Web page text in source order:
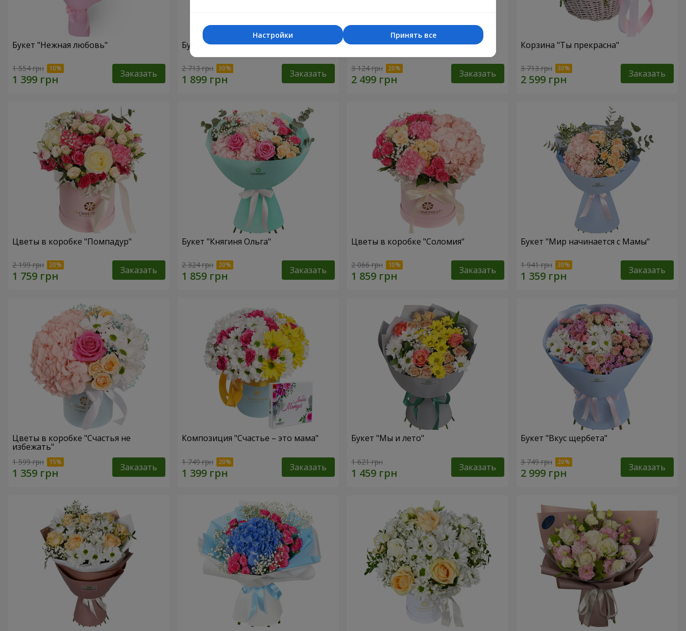
Букет "Нежная любовь"
1 554 грн Заказать
Букет "Цветочный бал"
2 713 грн Заказать
Корзина "Влюбленный сад"
3 124 грн Заказать
Корзина "Ты прекрасна"
3 713 грн Заказать
Цветы в коробке "Помпадур"
2 199 грн Заказать
Букет "Княгиня Ольга"
2 324 грн Заказать
Цветы в коробке "Соломия"
2 066 грн Заказать
Букет "Мир начинается с Мамы"
1 941 грн Заказать
Цветы в коробке "Счастья не
избежать"
1 599 грн Заказать
Композиция "Счастье – это мама"
1 749 грн Заказать
Букет "Мы и лето"
1 621 грн Заказать
Букет "Вкус щербета"
3 749 грн Заказать
Принять все
Настройки